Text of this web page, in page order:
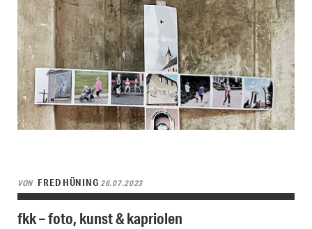
VON FRED HÜNING26.07.2023
fkk – foto, kunst & kapriolen